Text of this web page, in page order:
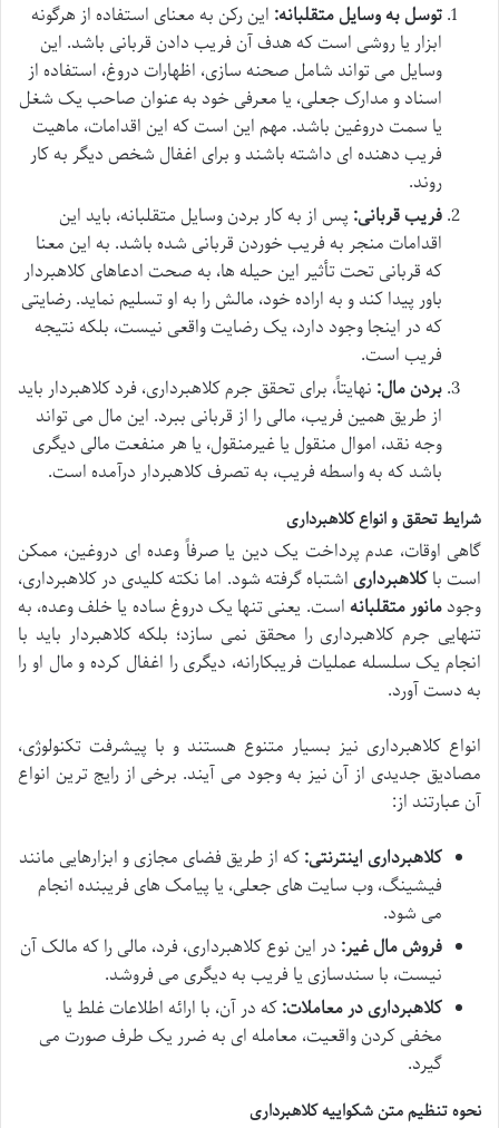
توسل به وسایل متقلبانه: این رکن به معنای استفاده از هرگونه
ابزار یا روشی است که هدف آن فریب دادن قربانی باشد. این
وسایل می تواند شامل صحنه سازی، اظهارات دروغ، استفاده از
اسناد و مدارک جعلی، یا معرفی خود به عنوان صاحب یک شغل
یا سمت دروغین باشد. مهم این است که این اقدامات، ماهیت
فریب دهنده ای داشته باشند و برای اغفال شخص دیگر به کار
روند.
فریب قربانی: پس از به کار بردن وسایل متقلبانه، باید این
اقدامات منجر به فریب خوردن قربانی شده باشد. به این معنا
که قربانی تحت تأثیر این حیله ها، به صحت ادعاهای کلاهبردار
باور پیدا کند و به اراده خود، مالش را به او تسلیم نماید. رضایتی
که در اینجا وجود دارد، یک رضایت واقعی نیست، بلکه نتیجه
فریب است.
بردن مال: نهایتاً، برای تحقق جرم کلاهبرداری، فرد کلاهبردار باید
از طریق همین فریب، مالی را از قربانی ببرد. این مال می تواند
وجه نقد، اموال منقول یا غیرمنقول، یا هر منفعت مالی دیگری
باشد که به واسطه فریب، به تصرف کلاهبردار درآمده است.
شرایط تحقق و انواع کلاهبرداری
گاهی اوقات، عدم پرداخت یک دین یا صرفاً وعده ای دروغین، ممکن
است باکلاهبرداریاشتباه گرفته شود. اما نکته کلیدی در کلاهبرداری،
وجودمانور متقلبانهاست. یعنی تنها یک دروغ ساده یا خلف وعده، به
تنهایی جرم کلاهبرداری را محقق نمی سازد؛ بلکه کلاهبردار باید با
انجام یک سلسله عملیات فریبکارانه، دیگری را اغفال کرده و مال او را
به دست آورد.
انواع کلاهبرداری نیز بسیار متنوع هستند و با پیشرفت تکنولوژی،
مصادیق جدیدی از آن نیز به وجود می آیند. برخی از رایج ترین انواع
آن عبارتند از:
کلاهبرداری اینترنتی:که از طریق فضای مجازی و ابزارهایی مانند
فیشینگ، وب سایت های جعلی، یا پیامک های فریبنده انجام
می شود.
فروش مال غیر: در این نوع کلاهبرداری، فرد، مالی را که مالک آن
نیست، با سندسازی یا فریب به دیگری می فروشد.
کلاهبرداری در معاملات:که در آن، با ارائه اطلاعات غلط یا
مخفی کردن واقعیت، معامله ای به ضرر یک طرف صورت می
گیرد.
نحوه تنظیم متن شکواییه کلاهبرداری